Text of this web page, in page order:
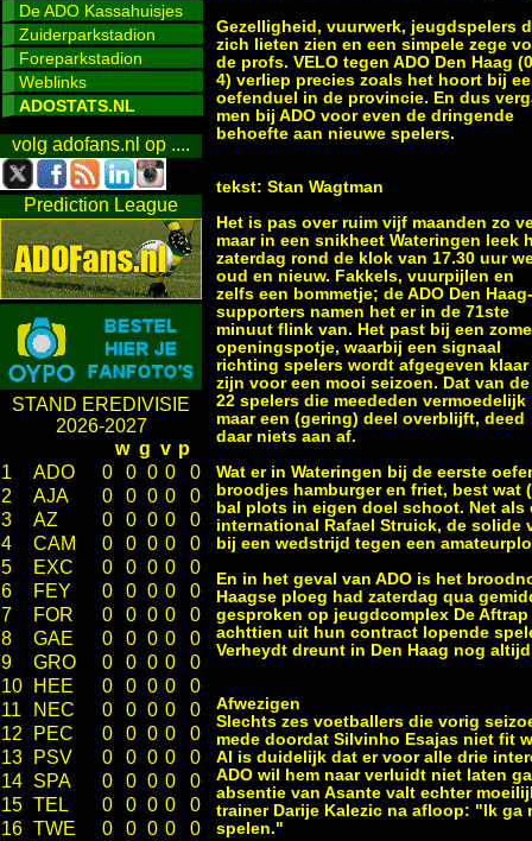
De ADO Kassahuisjes
Zuiderparkstadion
Foreparkstadion
Weblinks
ADOSTATS.NL
volg adofans.nl op ....
Prediction League
STAND EREDIVISIE
2026-2027
w g v p
1
ADO 0 0 0 0
0
2
AJA 0 0 0 0
0
3
AZ 0 0 0 0
0
4
CAM 0 0 0 0
0
5
EXC 0 0 0 0
0
6
FEY 0 0 0 0
0
7
FOR 0 0 0 0
0
8
GAE 0 0 0 0
0
9
GRO 0 0 0 0
0
10
HEE 0 0 0 0
0
11
NEC 0 0 0 0
0
12
PEC 0 0 0 0
0
13
PSV 0 0 0 0
0
14 SPA 0 0 0 0
0
15 TEL 0 0 0 0
0
16 TWE 0 0 0 0
0
Gezelligheid, vuurwerk, jeugdspelers
zich lieten zien en een simpele zege
de profs. VELO tegen ADO Den Haag
4) verliep precies zoals het hoort bij
oefenduel in de provincie. En dus
men bij ADO voor even de dringende
behoefte aan nieuwe spelers.
tekst: Stan Wagtman
Het is pas over ruim vijf maanden zo
maar in een snikheet Wateringen leek
zaterdag rond de klok van 17.30 uur
oud en nieuw. Fakkels, vuurpijlen en
zelfs een bommetje; de ADO Den Haag-
supporters namen het er in de 71ste
minuut flink van. Het past bij een
openingspotje, waarbij een signaal
richting spelers wordt afgegeven klaar
zijn voor een mooi seizoen. Dat van de
22 spelers die meededen vermoedelijk
maar een (gering) deel overblijft, deed
daar niets aan af.
Wat er in Wateringen bij de eerste
broodjes hamburger en friet, best
bal plots in eigen doel schoot. Net
international Rafael Struick, de solide
bij een wedstrijd tegen een
En in het geval van ADO is het
Haagse ploeg had zaterdag qua
gesproken op jeugdcomplex De
achttien uit hun contract lopende
Verheydt dreunt in Den Haag nog
Afwezigen
Slechts zes voetballers die vorig
mede doordat Silvinho Esajas niet fit
Al is duidelijk dat er voor alle drie
ADO wil hem naar verluidt niet laten
absentie van Asante valt echter
trainer Darije Kalezic na afloop: "Ik
spelen."